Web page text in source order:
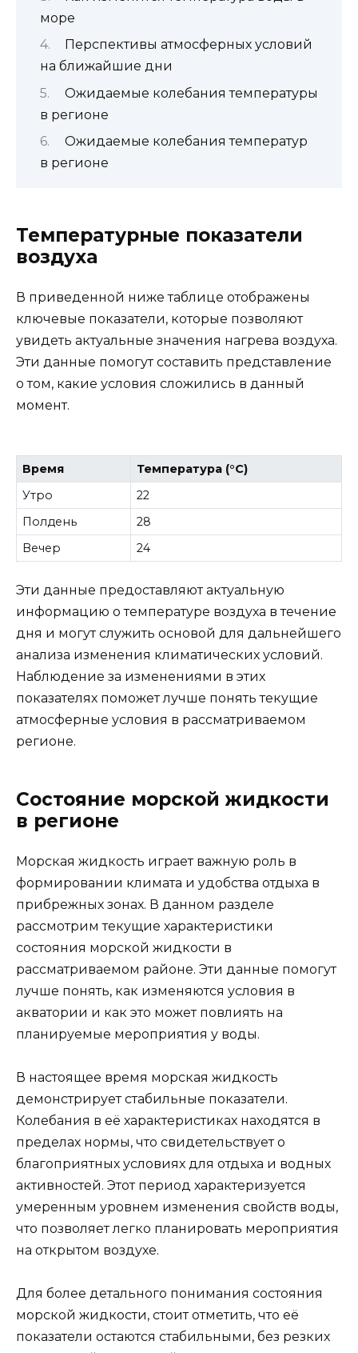
море
Перспективы атмосферных условий
на ближайшие дни
Ожидаемые колебания температуры
в регионе
Ожидаемые колебания температур
в регионе
Температурные показатели
воздуха
В приведенной ниже таблице отображены
ключевые показатели, которые позволяют
увидеть актуальные значения нагрева воздуха.
Эти данные помогут составить представление
о том, какие условия сложились в данный
момент.
Время
Температура (°C)
Утро
22
Полдень
28
Вечер
24
Эти данные предоставляют актуальную
информацию о температуре воздуха в течение
дня и могут служить основой для дальнейшего
анализа изменения климатических условий.
Наблюдение за изменениями в этих
показателях поможет лучше понять текущие
атмосферные условия в рассматриваемом
регионе.
Состояние морской жидкости
в регионе
Морская жидкость играет важную роль в
формировании климата и удобства отдыха в
прибрежных зонах. В данном разделе
рассмотрим текущие характеристики
состояния морской жидкости в
рассматриваемом районе. Эти данные помогут
лучше понять, как изменяются условия в
акватории и как это может повлиять на
планируемые мероприятия у воды.
В настоящее время морская жидкость
демонстрирует стабильные показатели.
Колебания в её характеристиках находятся в
пределах нормы, что свидетельствует о
благоприятных условиях для отдыха и водных
активностей. Этот период характеризуется
умеренным уровнем изменения свойств воды,
что позволяет легко планировать мероприятия
на открытом воздухе.
Для более детального понимания состояния
морской жидкости, стоит отметить, что её
показатели остаются стабильными, без резких